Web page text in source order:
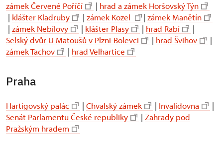
zámek Červené Poříčí | hrad a zámek Horšovský Týn
| klášter Kladruby | zámek Kozel | zámek Manětín
| zámek Nebílovy | klášter Plasy | hrad Rabí
|
Selský dvůr U Matoušů v Plzni-Bolevci
| hrad Švihov
|
zámek Tachov
| hrad Velhartice
Praha
Hartigovský palác | Chvalský zámek | Invalidovna
|
Senát Parlamentu České republiky
| Zahrady pod
Pražským hradem